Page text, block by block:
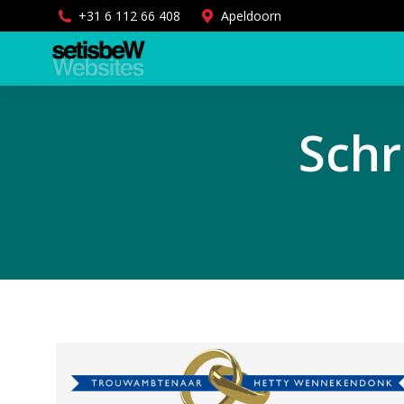
+31 6 112 66 408 Apeldoorn